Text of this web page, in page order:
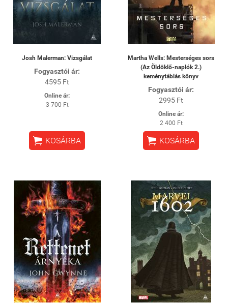
Josh Malerman: Vizsgálat
Fogyasztói ár:
4595 Ft
Online ár:
3 700 Ft
 KOSÁRBA
Martha Wells: Mesterséges sors
(Az Öldöklő-naplók 2.)
keménytáblás könyv
Fogyasztói ár:
2995 Ft
Online ár:
2 400 Ft
 KOSÁRBA